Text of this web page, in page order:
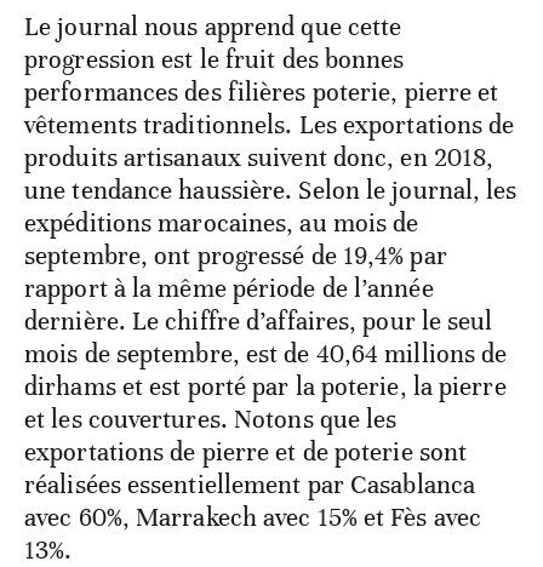
Le journal nous apprend que cette
progression est le fruit des bonnes
performances des filières poterie, pierre et
vêtements traditionnels. Les exportations de
produits artisanaux suivent donc, en 2018,
une tendance haussière. Selon le journal, les
expéditions marocaines, au mois de
septembre, ont progressé de 19,4% par
rapport à la même période de l’année
dernière. Le chiffre d’affaires, pour le seul
mois de septembre, est de 40,64 millions de
dirhams et est porté par la poterie, la pierre
et les couvertures. Notons que les
exportations de pierre et de poterie sont
réalisées essentiellement par Casablanca
avec 60%, Marrakech avec 15% et Fès avec
13%.